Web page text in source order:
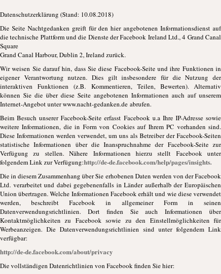
Datenschutzerklärung (Stand: 10.08.2018)
Die Seite Nachtgedanken greift für den hier angebotenen Informationsdienst auf
die technische Plattform und die Dienste der Facebook Ireland Ltd., 4 Grand Canal
Square
Grand Canal Harbour, Dublin 2, Ireland zurück.
Wir weisen Sie darauf hin, dass Sie diese Facebook-Seite und ihre Funktionen in
eigener Verantwortung nutzen. Dies gilt insbesondere für die Nutzung der
interaktiven Funktionen (z.B. Kommentieren, Teilen, Bewerten). Alternativ
können Sie die über diese Seite angebotenen Informationen auch auf unserem
Internet-Angebot unter www.nacht-gedanken.de abrufen.
Beim Besuch unserer Facebook-Seite erfasst Facebook u.a Ihre IP-Adresse sowie
weitere Informationen, die in Form von Cookies auf Ihrem PC vorhanden sind.
Diese Informationen werden verwendet, um uns als Betreiber der Facebook-Seiten
statistische Informationen über die Inanspruchnahme der Facebook-Seite zur
Verfügung zu stellen. Nähere Informationen hierzu stellt Facebook unter
folgendem Link zur Verfügung:http://de-de.facebook.com/help/pages/insights.
Die in diesem Zusammenhang über Sie erhobenen Daten werden von der Facebook
Ltd. verarbeitet und dabei gegebenenfalls in Länder außerhalb der Europäischen
Union übertragen. Welche Informationen Facebook erhält und wie diese verwendet
werden, beschreibt Facebook in allgemeiner Form in seinen
Datenverwendungsrichtlinien. Dort finden Sie auch Informationen über
Kontaktmöglichkeiten zu Facebook sowie zu den Einstellmöglichkeiten für
Werbeanzeigen. Die Datenverwendungsrichtlinien sind unter folgendem Link
verfügbar:
http://de-de.facebook.com/about/privacy
Die vollständigen Datenrichtlinien von Facebook finden Sie hier: